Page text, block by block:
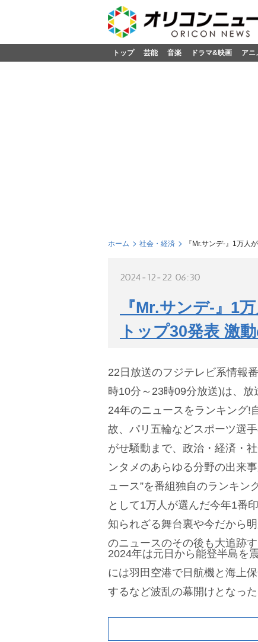
トップ 芸能 音楽 ドラマ&映画 アニ
ホーム 社会・経済 『Mr.サンデ-』1万人
2024-12-22 06:30
『Mr.サンデ-』1
トップ30発表 激
22日放送のフジテレビ系情報
時10分～23時09分放送)は、
24年のニュースをランキング!
故、パリ五輪などスポーツ選
がせ騒動まで、政治・経済・
ンタメのあらゆる分野の出来
ュース”を番組独自のランキン
として1万人が選んだ今年1番
知られざる舞台裏や今だから
のニュースのその後も大追跡す
2024年は元日から能登半島を
には羽田空港で日航機と海上
するなど波乱の幕開けとなった